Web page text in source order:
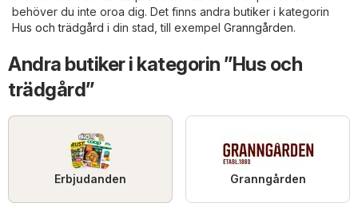
behöver du inte oroa dig. Det finns andra butiker i kategorin
Hus och trädgård i din stad, till exempel Granngården.
Andra butiker i kategorin ”Hus och
trädgård”
Erbjudanden Granngården